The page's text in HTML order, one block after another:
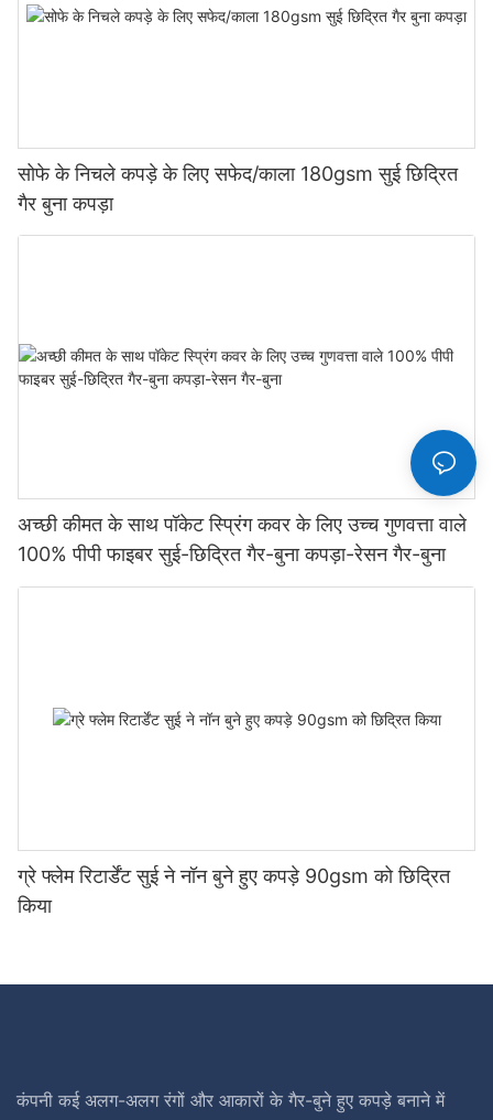
सोफे के निचले कपड़े के लिए सफेद/काला 180gsm सुई छिद्रित
गैर बुना कपड़ा
अच्छी कीमत के साथ पॉकेट स्प्रिंग कवर के लिए उच्च गुणवत्ता वाले
100% पीपी फाइबर सुई-छिद्रित गैर-बुना कपड़ा-रेसन गैर-बुना
ग्रे फ्लेम रिटार्डेंट सुई ने नॉन बुने हुए कपड़े 90gsm को छिद्रित
किया
कंपनी कई अलग-अलग रंगों और आकारों के गैर-बुने हुए कपड़े बनाने में